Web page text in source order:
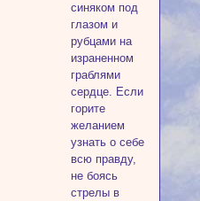
синяком под
глазом и
рубцами на
израненном
граблями
сердце. Если
горите
желанием
узнать о себе
всю правду,
не боясь
стрелы в